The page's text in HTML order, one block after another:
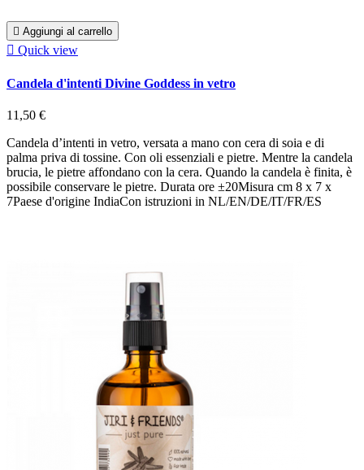
 Aggiungi al carrello
 Quick view
Candela d'intenti Divine Goddess in vetro
11,50 €
Candela d’intenti in vetro, versata a mano con cera di soia e di
palma priva di tossine. Con oli essenziali e pietre. Mentre la candela
brucia, le pietre affondano con la cera. Quando la candela è finita, è
possibile conservare le pietre. Durata ore ±20Misura cm 8 x 7 x
7Paese d'origine IndiaCon istruzioni in NL/EN/DE/IT/FR/ES